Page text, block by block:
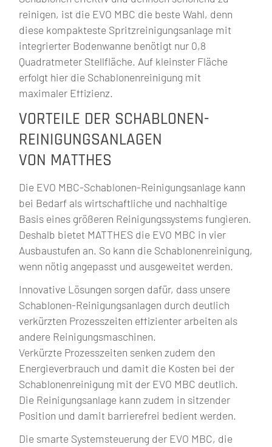
reinigen, ist die EVO MBC die beste Wahl, denn
diese kompakteste Spritzreinigungsanlage mit
integrierter Bodenwanne benötigt nur 0,8
Quadratmeter Stellfläche. Auf kleinster Fläche
erfolgt hier die Schablonenreinigung mit
maximaler Effizienz.
VORTEILE DER SCHABLONEN-
REINIGUNGSANLAGEN
VON MATTHES
Die EVO MBC-Schablonen-Reinigungsanlage kann
bei Bedarf als wirtschaftliche und nachhaltige
Basis eines größeren Reinigungssystems fungieren.
Deshalb bietet MATTHES die EVO MBC in vier
Ausbaustufen an. So kann die Schablonenreinigung,
wenn nötig angepasst und ausgeweitet werden.
Innovative Lösungen sorgen dafür, dass unsere
Schablonen-Reinigungsanlagen durch deutlich
verkürzten Prozesszeiten effizienter arbeiten als
andere Reinigungsmaschinen.
Verkürzte Prozesszeiten senken zudem den
Energieverbrauch und damit die Kosten bei der
Schablonenreinigung mit der EVO MBC deutlich.
Die Reinigungsanlage kann zudem in sitzender
Position und damit barrierefrei bedient werden.
Die smarte Systemsteuerung der EVO MBC, die